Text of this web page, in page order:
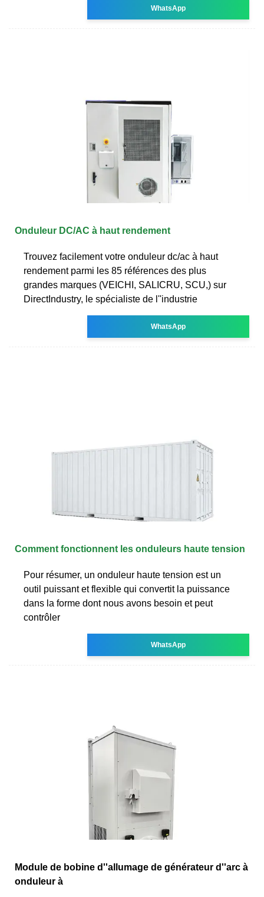
WhatsApp
Onduleur DC/AC à haut rendement
Trouvez facilement votre onduleur dc/ac à haut
rendement parmi les 85 références des plus
grandes marques (VEICHI, SALICRU, SCU,) sur
DirectIndustry, le spécialiste de l''industrie
WhatsApp
Comment fonctionnent les onduleurs haute tension
Pour résumer, un onduleur haute tension est un
outil puissant et flexible qui convertit la puissance
dans la forme dont nous avons besoin et peut
contrôler
WhatsApp
Module de bobine d''allumage de générateur d''arc à
onduleur à